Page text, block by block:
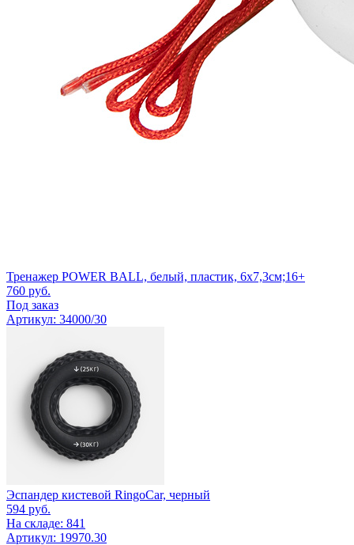
Тренажер POWER BALL, белый, пластик, 6х7,3см;16+
760 руб.
Под заказ
Артикул: 34000/30
Эспандер кистевой RingoCar, черный
594 руб.
На складе: 841
Артикул: 19970.30